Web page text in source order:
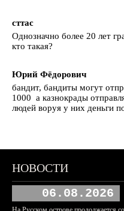
сттас
Однозначно более 20 лет
кто такая?
Юрий Фёдорович
бандит, бандиты могут
1000 а казнокрады
людей воруя у них деньги
НОВОСТИ
06.08.2026